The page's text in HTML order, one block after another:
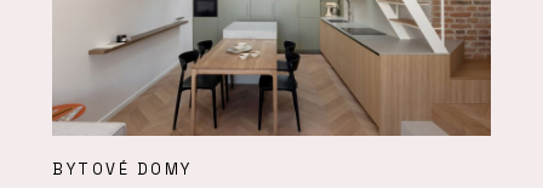
BYTOVÉ DOMY